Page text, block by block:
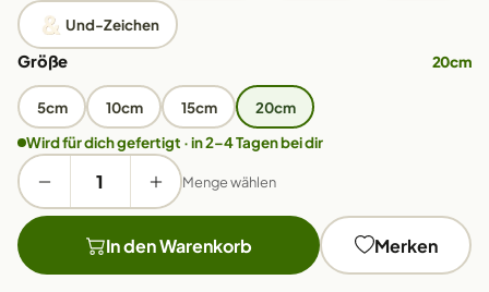
Und-Zeichen
Größe 20cm
5cm 10cm 15cm
20cm
Wird für dich gefertigt · in 2–4 Tagen bei dir
Menge wählen
In den Warenkorb Merken